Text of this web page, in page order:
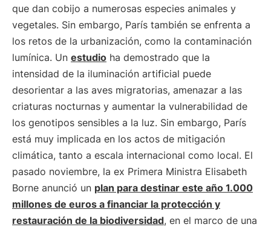
que dan cobijo a numerosas especies animales y
vegetales. Sin embargo, París también se enfrenta a
los retos de la urbanización, como la contaminación
lumínica. Un estudio ha demostrado que la
intensidad de la iluminación artificial puede
desorientar a las aves migratorias, amenazar a las
criaturas nocturnas y aumentar la vulnerabilidad de
los genotipos sensibles a la luz. Sin embargo, París
está muy implicada en los actos de mitigación
climática, tanto a escala internacional como local. El
pasado noviembre, la ex Primera Ministra Elisabeth
Borne anunció un plan para destinar este año 1.000
millones de euros a financiar la protección y
restauración de la biodiversidad, en el marco de una